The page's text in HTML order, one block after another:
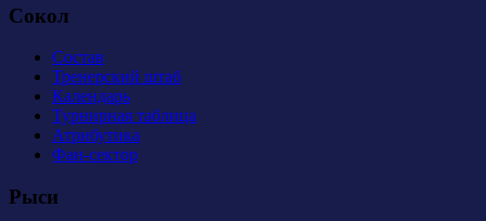
Сокол
Состав
Тренерский штаб
Календарь
Турнирная таблица
Атрибутика
Фан-сектор
Рыси